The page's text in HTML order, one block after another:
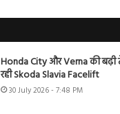
Honda City और Verna की
रही Skoda Slavia Facelift
30 July 2026 - 7:48 PM